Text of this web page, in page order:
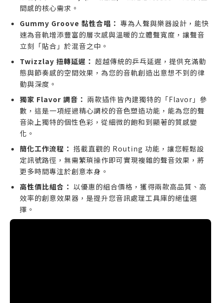
間感的核心需求。
Gummy Groove 黏性合唱： 專為人聲與樂器設計，能快
速為音軌增添豐富的層次感與溫暖的立體聲寬度，讓聲音
立刻「貼合」於混音之中。
Twizzlay 扭轉延遲： 超越傳統的乒乓延遲，提供充滿動
態與節奏感的空間效果，為您的音軌創造出意想不到的律
動與深度。
獨家 Flavor 調音： 兩款插件皆內建獨特的「Flavor」參
數，這是一項經過精心調校的音色塑造功能，能為您的聲
音染上獨特的個性色彩，從細微的飽和到顯著的質感變
化。
簡化工作流程： 搭載直觀的 Routing 功能，讓您輕鬆設
定訊號路徑，無需繁瑣操作即可實現複雜的聲音效果，將
更多時間專注於創意本身。
高性價比組合： 以優惠的組合價格，獲得兩款高品質、高
效率的創意效果器，是提升您音訊處理工具庫的絕佳選
擇。